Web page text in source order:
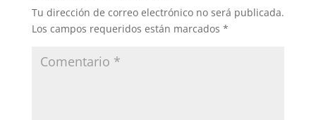
Tu dirección de correo electrónico no será publicada.
Los campos requeridos están marcados *